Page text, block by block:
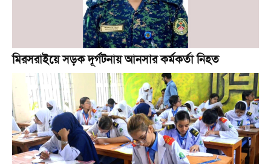
মিরসরাইয়ে সড়ক দূর্গটনায় আনসার কর্মকর্তা নিহত